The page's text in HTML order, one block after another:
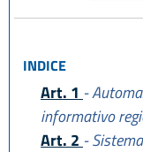
INDICE
Art. 1 -
informativo
Art. 2 -